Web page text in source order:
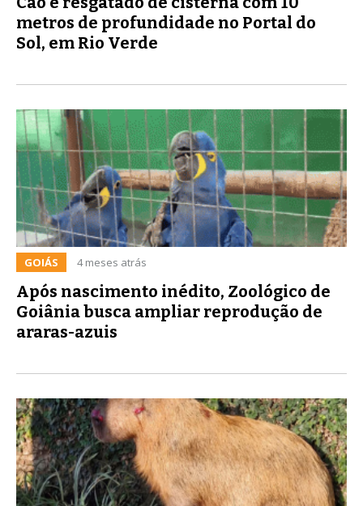
metros de profundidade no Portal do
Sol, em Rio Verde
GOIÁS 4 meses atrás
Após nascimento inédito, Zoológico de
Goiânia busca ampliar reprodução de
araras-azuis